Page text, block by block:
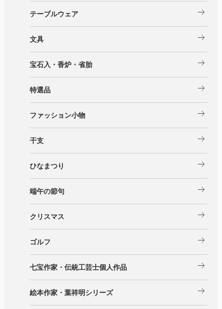
テーブルウェア arrow_right_alt
文具 arrow_right_alt
宝石入・香炉・省胎 arrow_right_alt
特選品 arrow_right_alt
ファッション小物 arrow_right_alt
干支 arrow_right_alt
ひなまつり arrow_right_alt
端午の節句 arrow_right_alt
クリスマス arrow_right_alt
ゴルフ arrow_right_alt
七宝作家・伝統工芸士個人作品 arrow_right_alt
絵本作家・葉祥明シリーズ arrow_right_alt